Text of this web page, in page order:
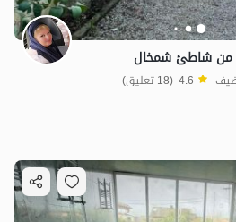
من شاطئ شمخال
4.6 (18 تعليق)